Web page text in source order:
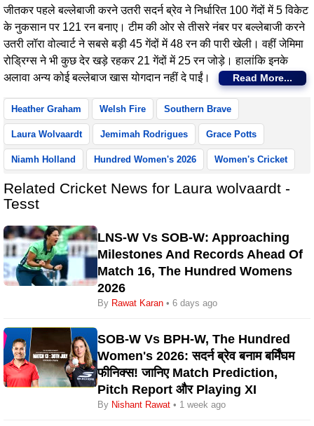
जीतकर पहले बल्लेबाजी करने उतरी सदर्न ब्रेव ने निर्धारित 100 गेंदों में 5 विकेट
के नुकसान पर 121 रन बनाए। टीम की ओर से तीसरे नंबर पर बल्लेबाजी करने
उतरी लॉरा वोल्वार्ट ने सबसे बड़ी 45 गेंदों में 48 रन की पारी खेली। वहीं जेमिमा
रोड्रिग्स ने भी कुछ देर खड़े रहकर 21 गेंदों में 25 रन जोड़े। हालांकि इनके
अलावा अन्य कोई बल्लेबाज खास योगदान नहीं दे पाईं।
Read More...
Heather Graham Welsh Fire Southern Brave
Laura Wolvaardt Jemimah Rodrigues Grace Potts
Niamh Holland Hundred Women's 2026 Women's Cricket
Related Cricket News for Laura wolvaardt -
Tesst
LNS-W Vs SOB-W: Approaching
Milestones And Records Ahead Of
Match 16, The Hundred Womens
2026
By Rawat Karan • 6 days ago
SOB-W Vs BPH-W, The Hundred
Women's 2026: सदर्न ब्रेव बनाम बर्मिंघम
फीनिक्स! जानिए Match Prediction,
Pitch Report और Playing XI
By Nishant Rawat • 1 week ago